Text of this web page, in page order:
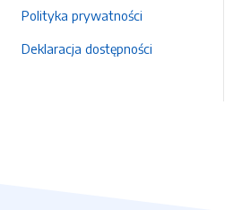
Polityka prywatności
Deklaracja dostępności